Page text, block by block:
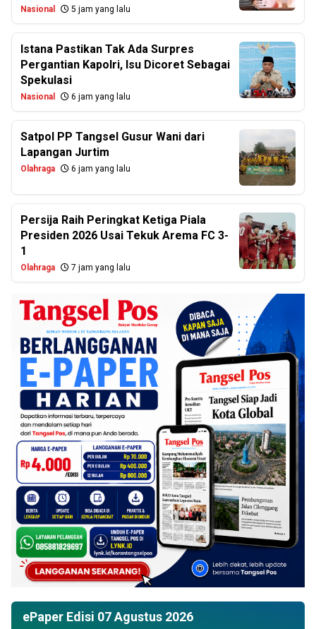
Nasional 5 jam yang lalu
Istana Pastikan Tak Ada Surpres
Pergantian Kapolri, Isu Dicoret Sebagai
Spekulasi
Nasional 6 jam yang lalu
Satpol PP Tangsel Gusur Wani dari
Lapangan Jurtim
Olahraga 6 jam yang lalu
Persija Raih Peringkat Ketiga Piala
Presiden 2026 Usai Tekuk Arema FC 3-
1
Olahraga 7 jam yang lalu
ePaper Edisi 07 Agustus 2026